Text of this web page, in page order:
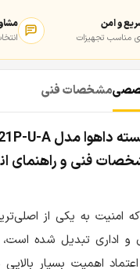
و امن
مناسب تجهیزات
مشخصات فنی
فنی و راهنمای
که امنیت به یکی از
و اداری تبدیل شده
اهمیت بسیار بالایی